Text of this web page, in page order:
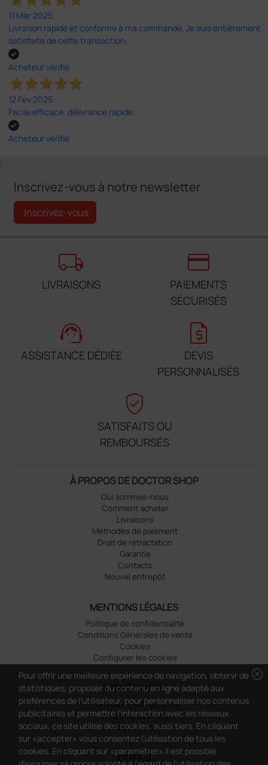
11 Mar 2025
Livraison rapide et conforme à ma commande. Je suis entièrement
satisfaite de cette transaction.
Acheteur vérifié
12 Fev 2025
Facile efficace. délivrance rapide.
Acheteur vérifié
;
Inscrivez-vous à notre newsletter
Inscrivez-vous
local_shipping
LIVRAISONS
credit_card
PAIEMENTS
SÉCURISÉS
support_agent
ASSISTANCE DÉDIÉE
request_quote
DEVIS
PERSONNALISÉS
verified_user
SATISFAITS OU
REMBOURSÉS
À PROPOS DE DOCTOR SHOP
Qui sommes-nous
Comment acheter
Livraisons
Méthodes de paiement
Droit de rétractation
Garantie
Contacts
Nouvel entrepôt
MENTIONS LÉGALES
Politique de confidentialité
Conditions Générales de vente
Cookies
Configurer les cookies
MON COMPTE
Commandes et factures
Listes de souhaits
Mes données
OUTILS
cancel
Pour offrir une meilleure expérience de navigation, obtenir de
statistiques, proposer du contenu en ligne adapté aux
préférences de l'utilisateur, pour personnaliser nos contenus
publicitaires et permettre l'interaction avec les réseaux
sociaux, ce site utilise des cookies, aussi tiers. En cliquant
sur «accepter» vous consentez l'utilisation de tous les
cookies. En cliquant sur «paramétrer» il est possible